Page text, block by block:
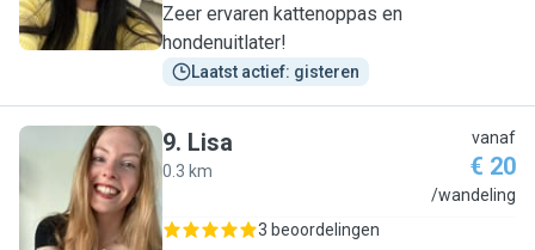
Zeer ervaren kattenoppas en
hondenuitlater!
Laatst actief: gisteren
L
9. Lisa
0.3 km
vanaf
€ 20
/wandeling
3 beoordelingen